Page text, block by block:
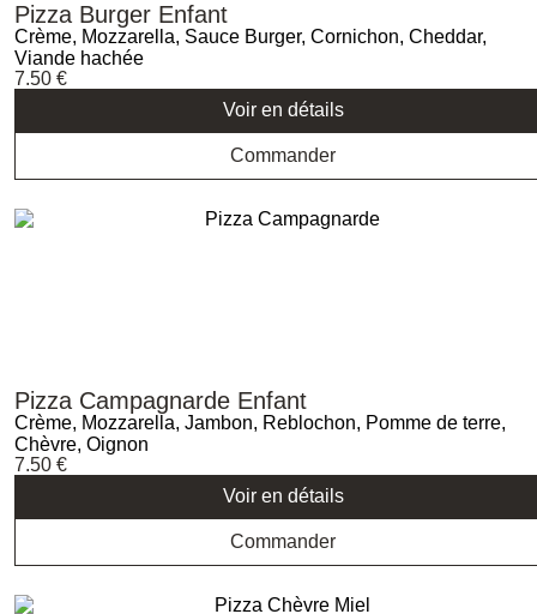
Pizza Burger Enfant
Crème, Mozzarella, Sauce Burger, Cornichon, Cheddar,
Viande hachée
7.50 €
Voir en détails
Commander
Pizza Campagnarde Enfant
Crème, Mozzarella, Jambon, Reblochon, Pomme de terre,
Chèvre, Oignon
7.50 €
Voir en détails
Commander